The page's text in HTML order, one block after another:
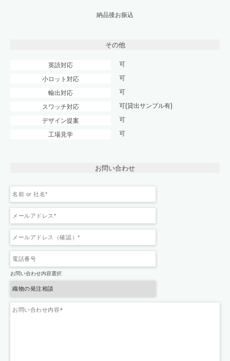
納品後お振込
その他
英語対応
可
小ロット対応
可
輸出対応
可
スワッチ対応
可(貸出サンプル有)
デザイン提案
可
工場見学
可
お問い合わせ
お問い合わせ内容選択